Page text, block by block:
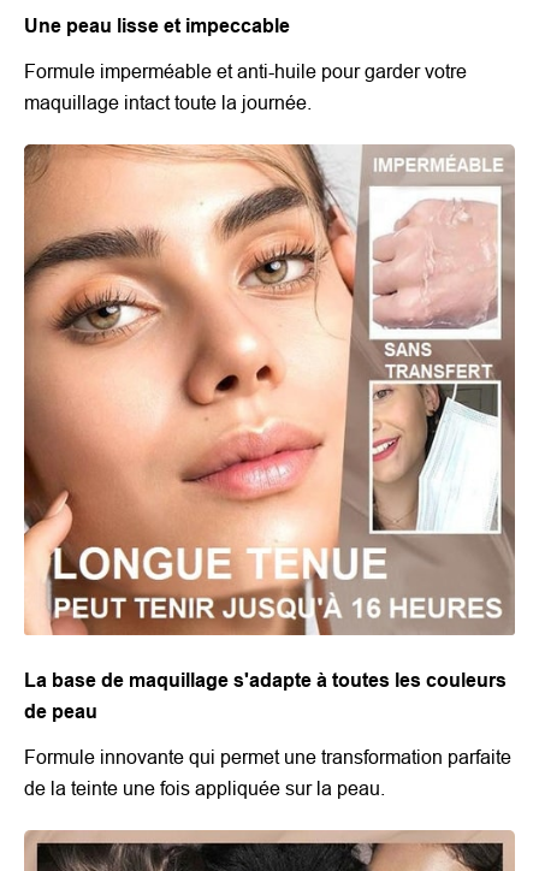
Une peau lisse et impeccable
Formule imperméable et anti-huile pour garder votre
maquillage intact toute la journée.
La base de maquillage s'adapte à toutes les couleurs
de peau
Formule innovante qui permet une transformation parfaite
de la teinte une fois appliquée sur la peau.